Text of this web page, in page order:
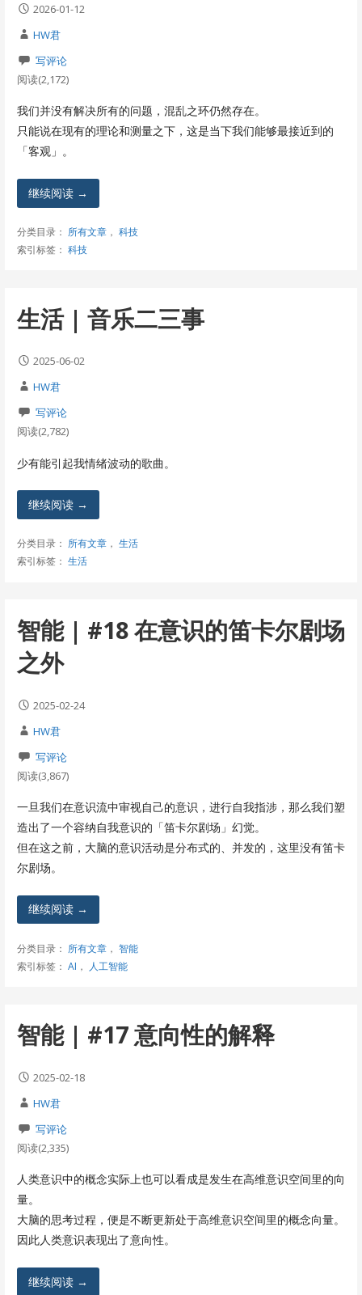
2026-01-12
HW君
写评论
阅读(2,172)
我们并没有解决所有的问题，混乱之环仍然存在。
只能说在现有的理论和测量之下，这是当下我们能够最接近到的
「客观」。
继续阅读 →
分类目录： 所有文章， 科技
索引标签： 科技
生活 | 音乐二三事
2025-06-02
HW君
写评论
阅读(2,782)
少有能引起我情绪波动的歌曲。
继续阅读 →
分类目录： 所有文章， 生活
索引标签： 生活
智能 | #18 在意识的笛卡尔剧场
之外
2025-02-24
HW君
写评论
阅读(3,867)
一旦我们在意识流中审视自己的意识，进行自我指涉，那么我们塑
造出了一个容纳自我意识的「笛卡尔剧场」幻觉。
但在这之前，大脑的意识活动是分布式的、并发的，这里没有笛卡
尔剧场。
继续阅读 →
分类目录： 所有文章， 智能
索引标签： AI ， 人工智能
智能 | #17 意向性的解释
2025-02-18
HW君
写评论
阅读(2,335)
人类意识中的概念实际上也可以看成是发生在高维意识空间里的向
量。
大脑的思考过程，便是不断更新处于高维意识空间里的概念向量。
因此人类意识表现出了意向性。
继续阅读 →